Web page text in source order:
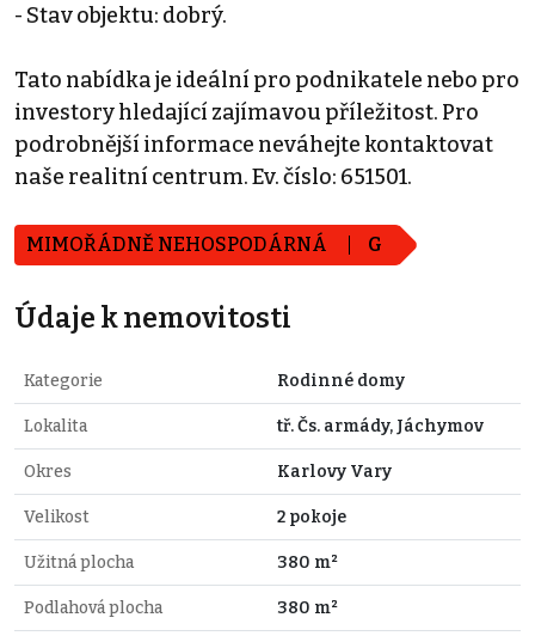
- Stav objektu: dobrý.
Tato nabídka je ideální pro podnikatele nebo pro
investory hledající zajímavou příležitost. Pro
podrobnější informace neváhejte kontaktovat
naše realitní centrum. Ev. číslo: 651501.
MIMOŘÁDNĚ NEHOSPODÁRNÁ G
Údaje k nemovitosti
Kategorie Rodinné domy
Lokalita tř. Čs. armády, Jáchymov
Okres Karlovy Vary
Velikost 2 pokoje
Užitná plocha 380 m²
Podlahová plocha 380 m²